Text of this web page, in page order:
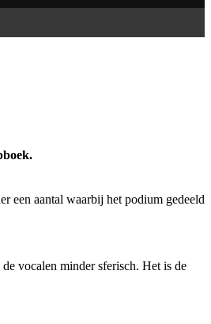
een aantal waarbij het podium gedeeld
vocalen minder sferisch. Het is de